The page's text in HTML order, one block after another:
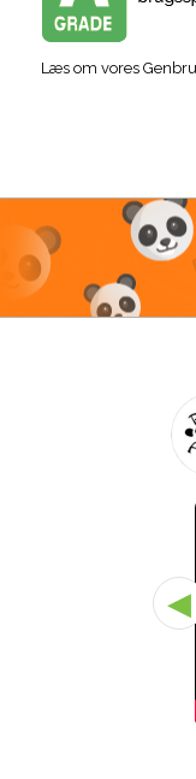
Læs om vores
◀